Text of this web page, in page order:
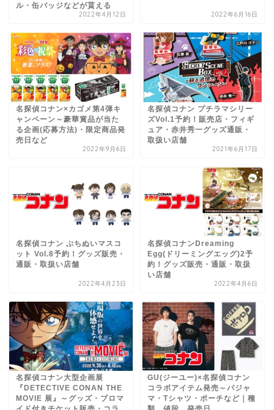
ル・缶バッジなどが貰える
2022年4月12日 2022年6月16日
名探偵コナン×カゴメ第4弾キ
ャンペーン～豪華賞品が当た
る企画(応募方法)・限定商品発
売日など
2022年9月6日
名探偵コナン プチラマシリー
ズVol.1予約！販売店・フィギ
ュア・赤井秀一グッズ通販・
取扱い店舗
2021年6月17日
名探偵コナン ぷちぬいマスコ
ット Vol.8予約！グッズ販売・
通販・取扱い店舗
2022年4月23日
名探偵コナンDreaming
Egg(ドリーミングエッグ)2予
約！グッズ販売・通販・取扱
い店舗
2022年4月6日
名探偵コナン大型企画展
『DETECTIVE CONAN THE
MOVIE 展』～グッズ・ブロマ
GU(ジーユー)×名探偵コナン
コラボアイテム発売～パジャ
マ・Tシャツ・ポーチなど｜種